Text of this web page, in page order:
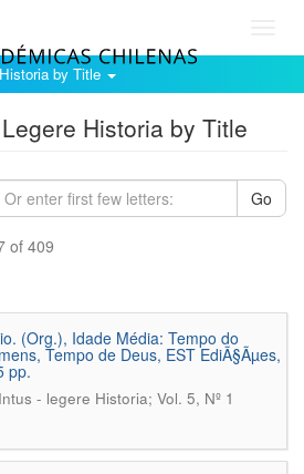
by Title
Historia by Title
Go
of 409
(Org.), Idade Média: Tempo do
Tempo de Deus, EST EdiÃ§Ãµes,
pp.
Intus - legere Historia; Vol. 5, Nº 1